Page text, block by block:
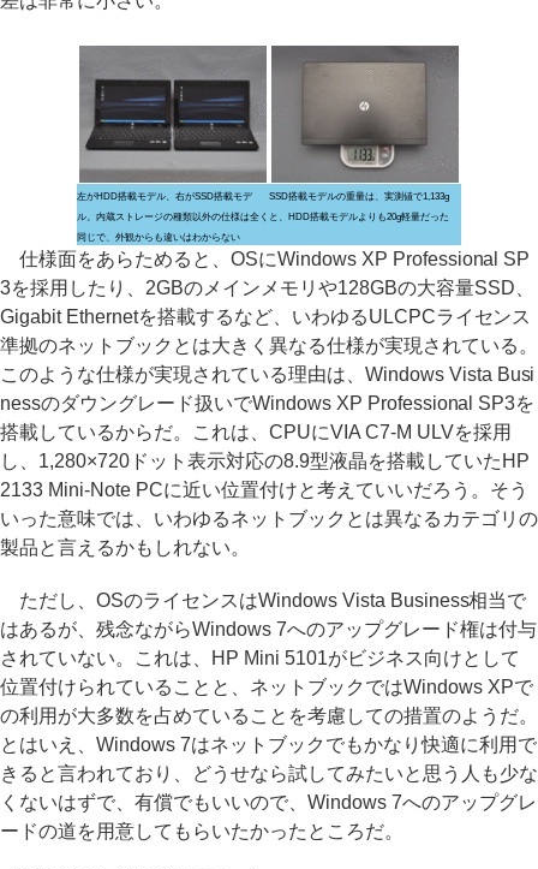
左がHDD搭載モデル、右がSSD搭載モデ
ル。内蔵ストレージの種類以外の仕様は全く
同じで、外観からも違いはわからない
SSD搭載モデルの重量は、実測値で1,133g
と、HDD搭載モデルよりも20g軽量だった
仕様面をあらためると、OSにWindows XP Professional SP
3を採用したり、2GBのメインメモリや128GBの大容量SSD、
Gigabit Ethernetを搭載するなど、いわゆるULCPCライセンス
準拠のネットブックとは大きく異なる仕様が実現されている。
このような仕様が実現されている理由は、Windows Vista Busi
nessのダウングレード扱いでWindows XP Professional SP3を
搭載しているからだ。これは、CPUにVIA C7-M ULVを採用
し、1,280×720ドット表示対応の8.9型液晶を搭載していたHP
2133 Mini-Note PCに近い位置付けと考えていいだろう。そう
いった意味では、いわゆるネットブックとは異なるカテゴリの
製品と言えるかもしれない。
ただし、OSのライセンスはWindows Vista Business相当で
はあるが、残念ながらWindows 7へのアップグレード権は付与
されていない。これは、HP Mini 5101がビジネス向けとして
位置付けられていることと、ネットブックではWindows XPで
の利用が大多数を占めていることを考慮しての措置のようだ。
とはいえ、Windows 7はネットブックでもかなり快適に利用で
きると言われており、どうせなら試してみたいと思う人も少な
くないはずで、有償でもいいので、Windows 7へのアップグレ
ードの道を用意してもらいたかったところだ。